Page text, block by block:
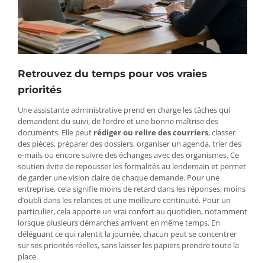
Retrouvez du temps pour vos vraies
priorités
Une assistante administrative prend en charge les tâches qui
demandent du suivi, de l’ordre et une bonne maîtrise des
documents. Elle peut rédiger ou relire des courriers, classer
des pièces, préparer des dossiers, organiser un agenda, trier des
e-mails ou encore suivre des échanges avec des organismes. Ce
soutien évite de repousser les formalités au lendemain et permet
de garder une vision claire de chaque demande. Pour une
entreprise, cela signifie moins de retard dans les réponses, moins
d’oubli dans les relances et une meilleure continuité. Pour un
particulier, cela apporte un vrai confort au quotidien, notamment
lorsque plusieurs démarches arrivent en même temps. En
déléguant ce qui ralentit la journée, chacun peut se concentrer
sur ses priorités réelles, sans laisser les papiers prendre toute la
place.